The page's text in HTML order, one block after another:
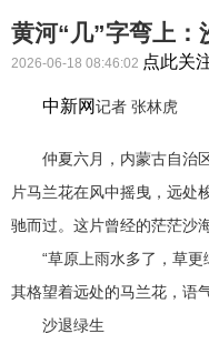
黄河“几”字弯上：
2026-06-18 08:46:02 点此关
中新网记者 张林虎
仲夏六月，内蒙古自治区
片马兰花在风中摇曳，远处
驰而过。这片曾经的茫茫沙
“草原上雨水多了，草更
其格望着远处的马兰花，语
沙退绿生